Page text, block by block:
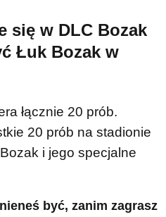
się w DLC Bozak
Łuk Bozak w
łącznie 20 prób.
20 prób na stadionie
i jego specjalne
być, zanim zagrasz